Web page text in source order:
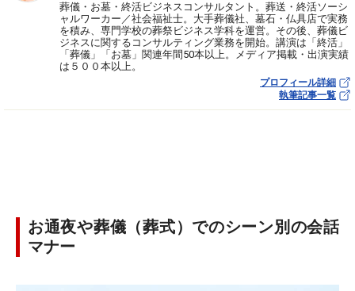
葬儀・お墓・終活ビジネスコンサルタント。葬送・終活ソーシ
ャルワーカー／社会福祉士。大手葬儀社、墓石・仏具店で実務
を積み、専門学校の葬祭ビジネス学科を運営。その後、葬儀ビ
ジネスに関するコンサルティング業務を開始。講演は「終活」
「葬儀」「お墓」関連年間50本以上。メディア掲載・出演実績
は５００本以上。
プロフィール詳細
執筆記事一覧
お通夜や葬儀（葬式）でのシーン別の会話
マナー